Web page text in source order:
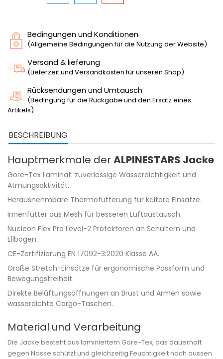
Bedingungen und Konditionen
(Allgemeine Bedingungen für die Nutzung der Website)
Versand & lieferung
(Lieferzeit und Versandkosten für unseren Shop)
Rücksendungen und Umtausch
(Bedingung für die Rückgabe und den Ersatz eines
Artikels)
BESCHREIBUNG
Hauptmerkmale derALPINESTARS Jacke
Gore-Tex Laminat: zuverlässige Wasserdichtigkeit und
Atmungsaktivität.
Herausnehmbare Thermofütterung für kältere Einsätze.
Innenfutter aus Mesh für besseren Luftaustausch.
Nucleon Flex Pro Level-2 Protektoren an Schultern und
Ellbogen.
CE-Zertifizierung EN 17092-3:2020 Klasse AA.
Große Stretch-Einsätze für ergonomische Passform und
Bewegungsfreiheit.
Direkte Belüftungsöffnungen an Brust und Armen sowie
wasserdichte Cargo-Taschen.
Material und Verarbeitung
Die Jacke besteht aus laminiertem Gore-Tex, das dauerhaft
gegen Nässe schützt und gleichzeitig Feuchtigkeit nach aussen